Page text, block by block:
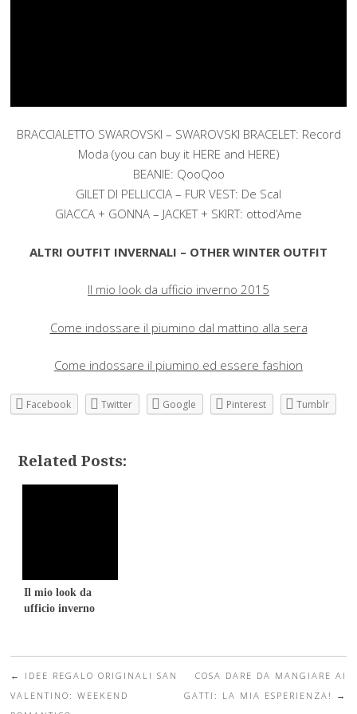
BRACCIALETTO SWAROVSKI – SWAROVSKI BRACELET: Record
Moda (you can buy it HERE and HERE)
BEANIE: QooQoo
GILET DI PELLICCIA – FUR VEST: De Scal
GIACCA + GONNA – JACKET + SKIRT: ottod’Ame
ALTRI OUTFIT INVERNALI – OTHER WINTER OUTFIT
Il mio look da ufficio inverno 2015
Come indossare il piumino dal mattino alla sera
Come indossare il piumino ed essere fashion
Facebook Twitter Google Pinterest Tumblr
Related Posts:
Il mio look da
ufficio inverno
Post navigation
←
IDEE REGALO ORIGINALI SAN
VALENTINO: WEEKEND
COSA DARE DA MANGIARE AI
GATTI: LA MIA ESPERIENZA!
→